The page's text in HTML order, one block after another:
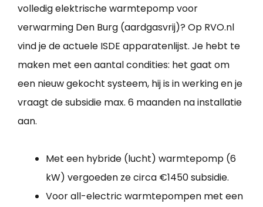
volledig elektrische warmtepomp voor
verwarming Den Burg (aardgasvrij)? Op RVO.nl
vind je de actuele ISDE apparatenlijst. Je hebt te
maken met een aantal condities: het gaat om
een nieuw gekocht systeem, hij is in werking en je
vraagt de subsidie max. 6 maanden na installatie
aan.
Met een hybride (lucht) warmtepomp (6
kW) vergoeden ze circa €1450 subsidie.
Voor all-electric warmtepompen met een